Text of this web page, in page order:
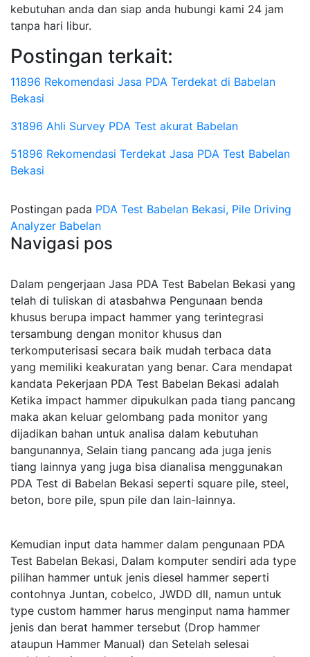
kebutuhan anda dan siap anda hubungi kami 24 jam
tanpa hari libur.
Postingan terkait:
11896 Rekomendasi Jasa PDA Terdekat di Babelan
Bekasi
31896 Ahli Survey PDA Test akurat Babelan
51896 Rekomendasi Terdekat Jasa PDA Test Babelan
Bekasi
Postingan pada PDA Test Babelan Bekasi, Pile Driving
Analyzer Babelan
Navigasi pos
Dalam pengerjaan Jasa PDA Test Babelan Bekasi yang
telah di tuliskan di atasbahwa Pengunaan benda
khusus berupa impact hammer yang terintegrasi
tersambung dengan monitor khusus dan
terkomputerisasi secara baik mudah terbaca data
yang memiliki keakuratan yang benar. Cara mendapat
kandata Pekerjaan PDA Test Babelan Bekasi adalah
Ketika impact hammer dipukulkan pada tiang pancang
maka akan keluar gelombang pada monitor yang
dijadikan bahan untuk analisa dalam kebutuhan
bangunannya, Selain tiang pancang ada juga jenis
tiang lainnya yang juga bisa dianalisa menggunakan
PDA Test di Babelan Bekasi seperti square pile, steel,
beton, bore pile, spun pile dan lain-lainnya.
Kemudian input data hammer dalam pengunaan PDA
Test Babelan Bekasi, Dalam komputer sendiri ada type
pilihan hammer untuk jenis diesel hammer seperti
contohnya Juntan, cobelco, JWDD dll, namun untuk
type custom hammer harus menginput nama hammer
jenis dan berat hammer tersebut (Drop hammer
ataupun Hammer Manual) dan Setelah selesai